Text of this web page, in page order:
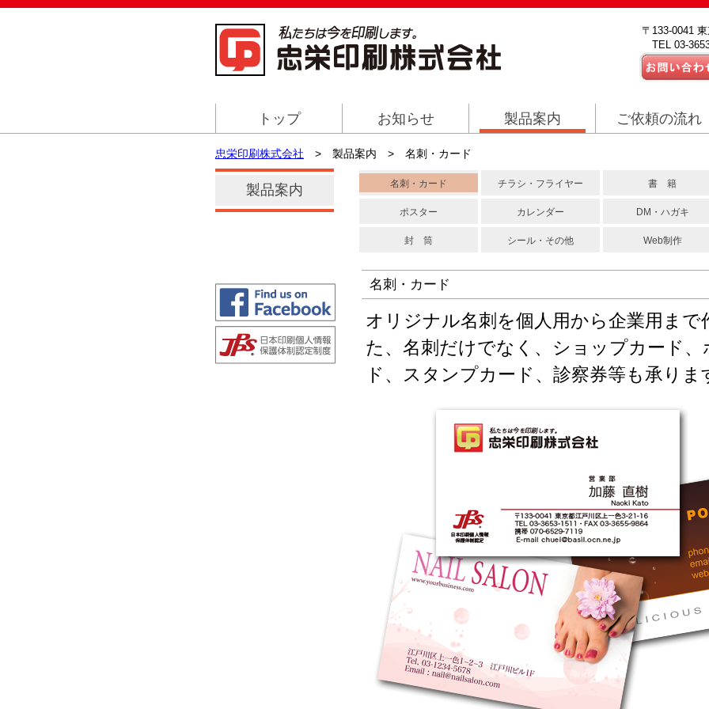
〒133-0041
TEL 03-
トップ お知らせ 製品案内 ご依頼の流れ
忠栄印刷株式会社 > 製品案内 > 名刺・カード
製品案内 名刺・カード チラシ・フライヤー 書 籍
ポスター カレンダー DM・ハガキ
封 筒 シール・その他 Web制作
名刺・カード
オリジナル名刺を個人用から企業用まで
た、名刺だけでなく、ショップカード
ド、スタンプカード、診察券等も承りま